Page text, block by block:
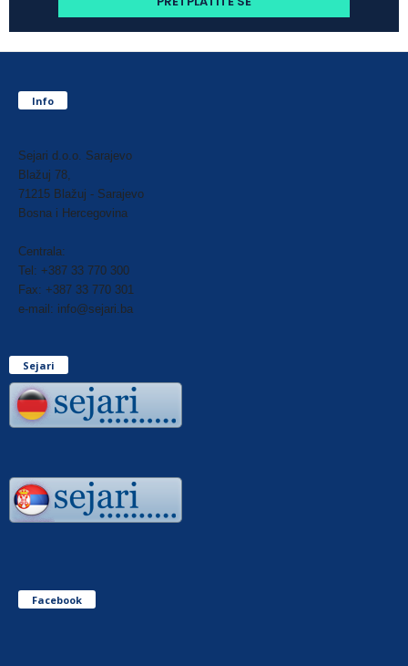
Info
Sejari d.o.o. Sarajevo
Blažuj 78,
71215 Blažuj - Sarajevo
Bosna i Hercegovina
Centrala:
Tel: +387 33 770 300
Fax: +387 33 770 301
e-mail: info@sejari.ba
Sejari
Facebook